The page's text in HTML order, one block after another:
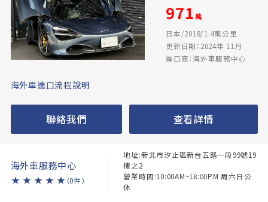
971萬
日本/2018/1.4萬公里
更新日期：2024年 11月
進口商：海外車服務中心
海外車進口流程說明
聯絡我們 查看詳情
海外車服務中心
★ ★ ★ ★ ★ （0件）
地址:新北市汐止區新台五路一段99號19
樓之2
營業時間:10:00AM~18:00PM 周六日公
休